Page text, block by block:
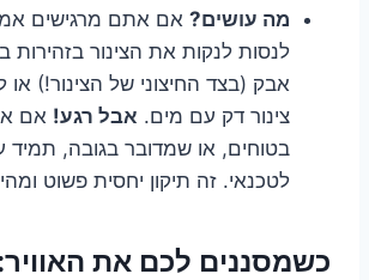
מה עושים? אם אתם מרגישים
לנסות לנקות את הצינור בזהירות
אבק (בצד החיצוני של הצינור!) או
צינור דק עם מים. אבל רגע! אם
בטוחים, או שמדובר בגובה, תמיד
לטכנאי. זה תיקון יחסית פשוט
כשמסננים לכם את